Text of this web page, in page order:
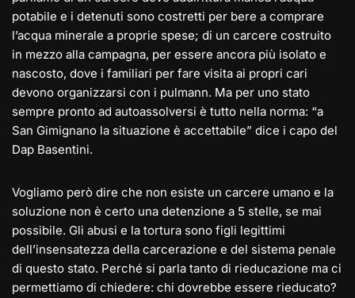
potabile e i detenuti sono costretti per bere a comprare
l’acqua minerale a proprie spese; di un carcere costruito
in mezzo alla campagna, per essere ancora più isolato e
nascosto, dove i familiari per fare visita ai propri cari
devono organizzarsi con i pulmann. Ma per uno stato
sempre pronto ad autoassolversi è tutto nella norma: “a
San Gimignano la situazione è accettabile” dice i capo del
Dap Basentini.
Vogliamo però dire che non esiste un carcere umano e la
soluzione non è certo una detenzione a 5 stelle, se mai
possibile. Gli abusi e la tortura sono figli legittimi
dell’insensatezza della carcerazione e del sistema penale
di questo stato. Perché si parla tanto di rieducazione ma ci
permettiamo di chiedere: chi dovrebbe essere rieducato?